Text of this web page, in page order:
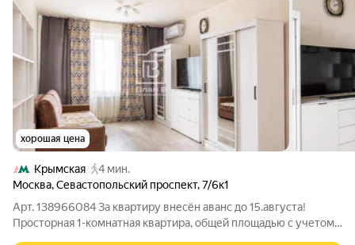
хорошая цена
Крымская
4 мин.
Москва,Севастопольский проспект,7/6к1
Арт. 138966084 За квартиру внесён аванс до 15.августа!
Просторная 1-комнатная квартира, общей площадью с учетом